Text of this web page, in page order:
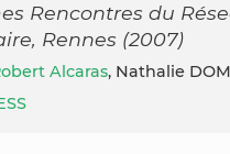
Rencontres du
Rennes (2007)
Alcaras, Nathalie